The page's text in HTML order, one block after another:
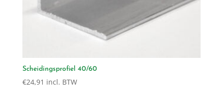
Scheidingsprofiel 40/60
€24,91 incl. BTW